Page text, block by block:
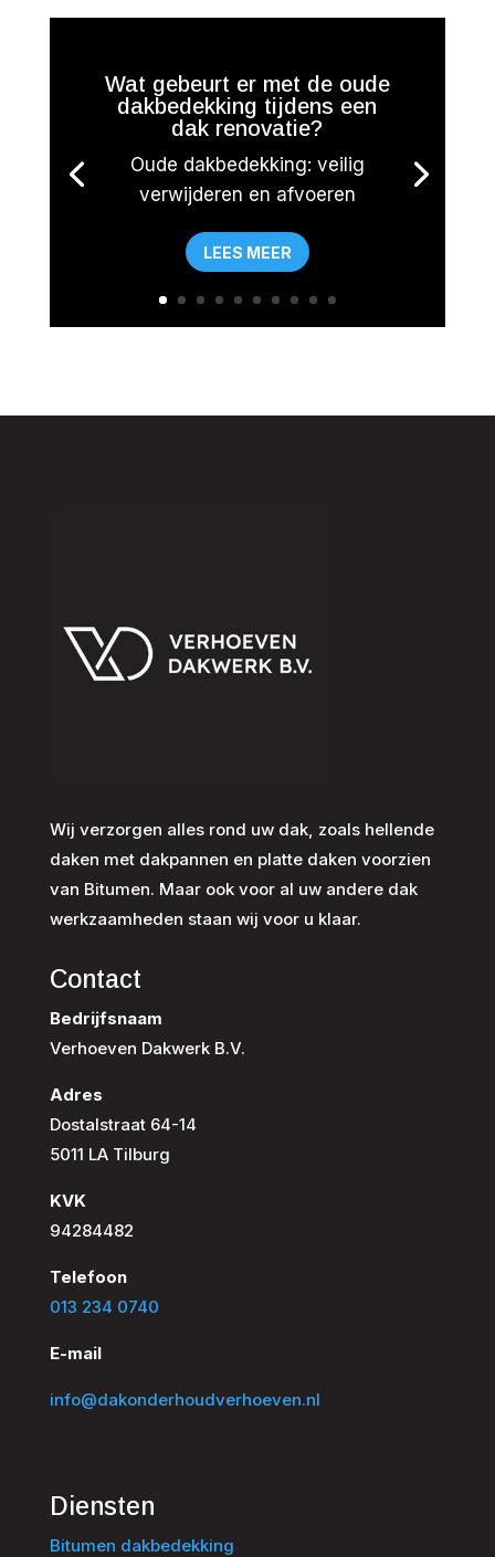
Wat gebeurt er met de oude
dakbedekking tijdens een
dak renovatie?
Oude dakbedekking: veilig
verwijderen en afvoeren
LEES MEER
Wij verzorgen alles rond uw dak, zoals hellende
daken met dakpannen en platte daken voorzien
van Bitumen. Maar ook voor al uw andere dak
werkzaamheden staan wij voor u klaar.
Contact
Bedrijfsnaam
Verhoeven Dakwerk B.V.
Adres
Dostalstraat 64-14
5011 LA Tilburg
KVK
94284482
Telefoon
013 234 0740
E-mail
info@dakonderhoudverhoeven.nl
Diensten
Bitumen dakbedekking